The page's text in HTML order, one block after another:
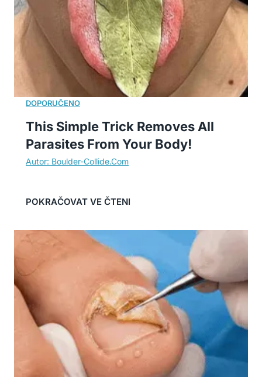
This Simple Trick Removes All
Parasites From Your Body!